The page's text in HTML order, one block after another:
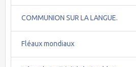
COMMUNION SUR LA LANGUE.
Fléaux mondiaux